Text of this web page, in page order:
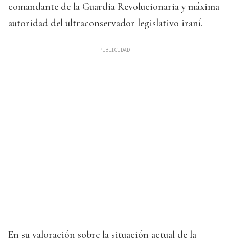
comandante de la Guardia Revolucionaria y máxima
autoridad del ultraconservador legislativo iraní.
En su valoración sobre la situación actual de la